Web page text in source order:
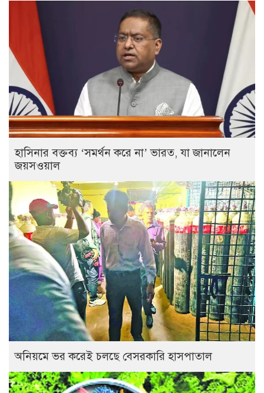
হাসিনার বক্তব্য ‘সমর্থন করে না’ ভারত, যা জানালেন
জয়সওয়াল
অনিয়মে ভর করেই চলছে বেসরকারি হাসপাতাল